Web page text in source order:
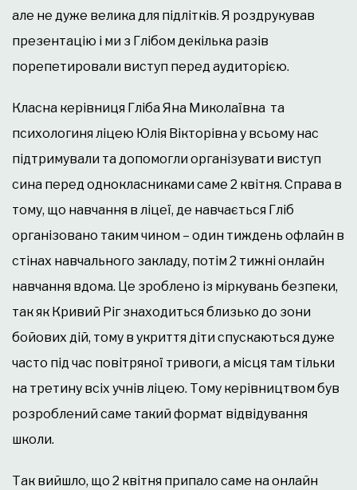
але не дуже велика для підлітків. Я роздрукував
презентацію і ми з Глібом декілька разів
порепетировали виступ перед аудиторією.
Класна керівниця Гліба Яна Миколаївна та
психологиня ліцею Юлія Вікторівна у всьому нас
підтримували та допомогли організувати виступ
сина перед однокласниками саме 2 квітня. Справа в
тому, що навчання в ліцеї, де навчається Гліб
організовано таким чином – один тиждень офлайн в
стінах навчального закладу, потім 2 тижні онлайн
навчання вдома. Це зроблено із міркувань безпеки,
так як Кривий Ріг знаходиться близько до зони
бойових дій, тому в укриття діти спускаються дуже
часто під час повітряної тривоги, а місця там тільки
на третину всіх учнів ліцею. Тому керівництвом був
розроблений саме такий формат відвідування
школи.
Так вийшло, що 2 квітня припало саме на онлайн